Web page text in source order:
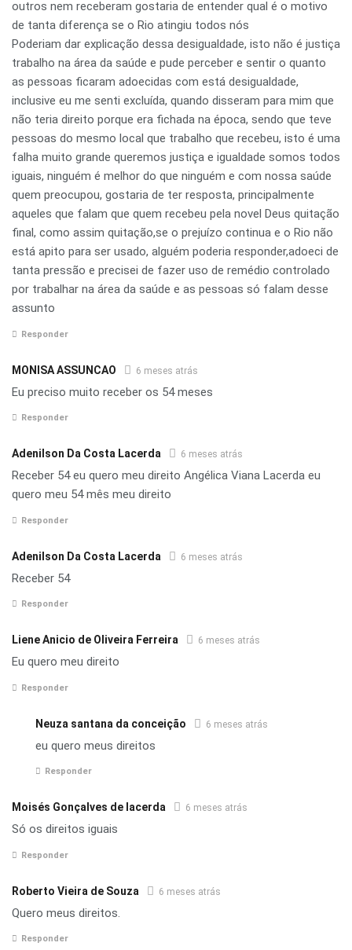
outros nem receberam gostaria de entender qual é o motivo
de tanta diferença se o Rio atingiu todos nós
Poderiam dar explicação dessa desigualdade, isto não é justiça
trabalho na área da saúde e pude perceber e sentir o quanto
as pessoas ficaram adoecidas com está desigualdade,
inclusive eu me senti excluída, quando disseram para mim que
não teria direito porque era fichada na época, sendo que teve
pessoas do mesmo local que trabalho que recebeu, isto é uma
falha muito grande queremos justiça e igualdade somos todos
iguais, ninguém é melhor do que ninguém e com nossa saúde
quem preocupou, gostaria de ter resposta, principalmente
aqueles que falam que quem recebeu pela novel Deus quitação
final, como assim quitação,se o prejuízo continua e o Rio não
está apito para ser usado, alguém poderia responder,adoeci de
tanta pressão e precisei de fazer uso de remédio controlado
por trabalhar na área da saúde e as pessoas só falam desse
assunto
Responder
MONISA ASSUNCAO 6 meses atrás
Eu preciso muito receber os 54 meses
Responder
Adenilson Da Costa Lacerda 6 meses atrás
Receber 54 eu quero meu direito Angélica Viana Lacerda eu
quero meu 54 mês meu direito
Responder
Adenilson Da Costa Lacerda 6 meses atrás
Receber 54
Responder
Liene Anicio de Oliveira Ferreira 6 meses atrás
Eu quero meu direito
Responder
Neuza santana da conceição 6 meses atrás
eu quero meus direitos
Responder
Moisés Gonçalves de lacerda 6 meses atrás
Só os direitos iguais
Responder
Roberto Vieira de Souza 6 meses atrás
Quero meus direitos.
Responder